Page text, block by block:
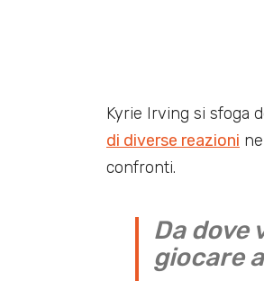
Kyrie Irving si sfoga
di diverse reazioni
confronti.
Da dove
giocare